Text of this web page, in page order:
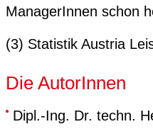
ManagerInnen schon
(3) Statistik Austria
Die AutorInnen
Dipl.-Ing. Dr. techn.